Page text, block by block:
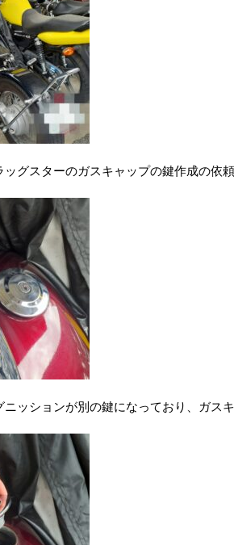
グスターのガスキャップの鍵作成の依頼
ッションが別の鍵になっており、ガス